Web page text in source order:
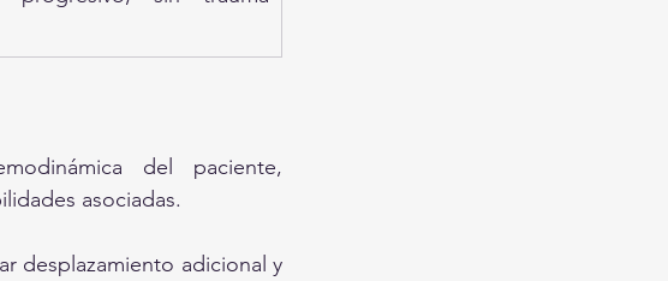
del paciente,
asociadas.
desplazamiento adicional y